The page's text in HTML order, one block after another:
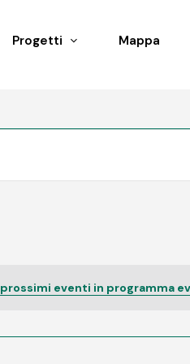
Progetti Mappa
prossimi eventi in programma